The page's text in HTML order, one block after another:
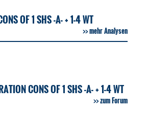
OF 1 SHS -A- + 1-4 WT
mehr Analysen
CONS OF 1 SHS -A- + 1-4 WT
zum Forum